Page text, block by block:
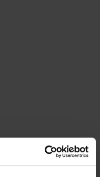
mantenga
che la differenza